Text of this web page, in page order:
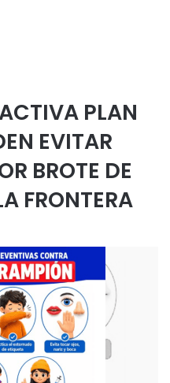
PLAN
EVITAR
BROTE DE
FRONTERA